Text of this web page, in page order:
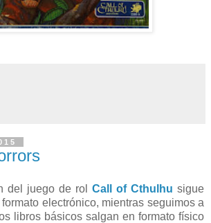
del juego de rol Call of Cthulhu sigue
electrónico, mientras seguimos a
libros básicos salgan en formato físico